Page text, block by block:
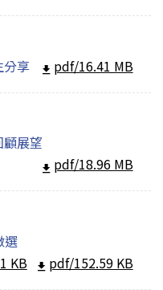
Open
享
pdf/16.41 MB
展望
pdf/18.96 MB
選
KB
pdf/152.59 KB